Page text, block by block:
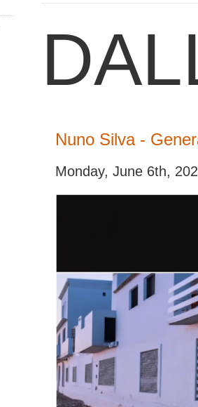
Nuno Silva -
Monday, June 6th,